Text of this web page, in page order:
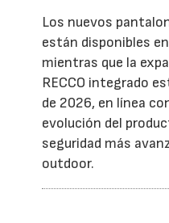
Los nuevos
están disponibles
mientras que la
RECCO integrado
de 2026, en línea
evolución del
seguridad más
outdoor.